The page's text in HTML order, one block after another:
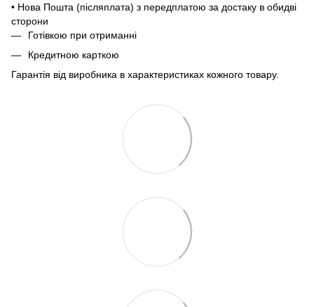
• Нова Пошта (післяплата) з передплатою за достаку в обидві
сторони
Готівкою при отриманні
Кредитною карткою
Гарантія від виробника в характеристиках кожного товару.